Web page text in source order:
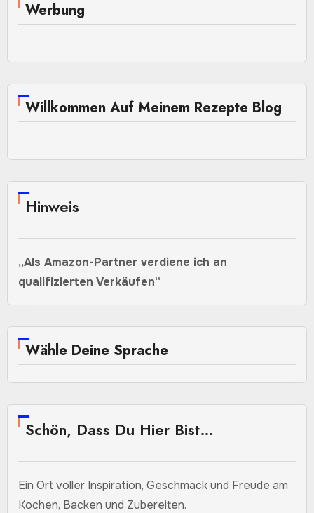
Beiträge
Werbung
Willkommen Auf Meinem Rezepte Blog
Hinweis
„Als Amazon-Partner verdiene ich an
qualifizierten Verkäufen“
Wähle Deine Sprache
Schön, Dass Du Hier Bist…
Ein Ort voller Inspiration, Geschmack und Freude am
Kochen, Backen und Zubereiten.